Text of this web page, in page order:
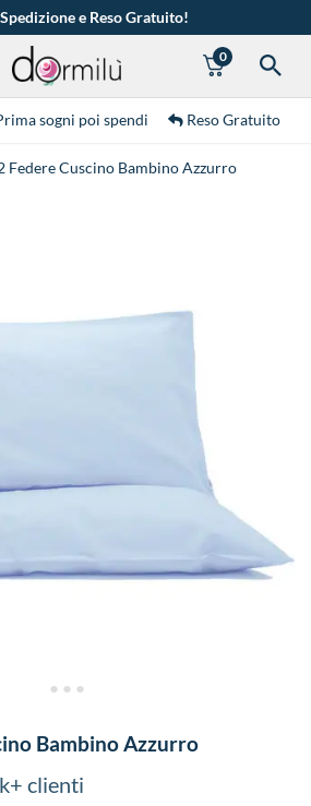
e Reso Gratuito!
0
sogni poi spendi Reso Gratuito
Federe Cuscino Bambino Azzurro
Bambino Azzurro
clienti